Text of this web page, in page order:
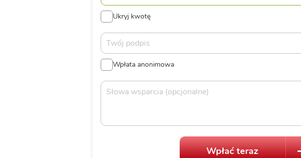
Ukryj kwotę
Wpłata anonimowa
Wpłać teraz